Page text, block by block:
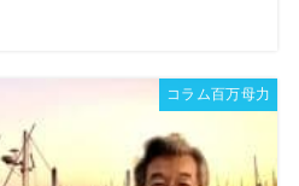
コラム百万母力